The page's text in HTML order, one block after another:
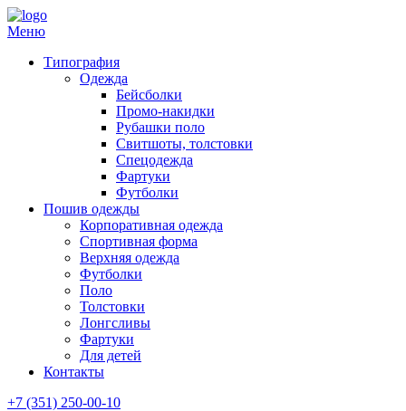
Меню
Типография
Одежда
Бейсболки
Промо-накидки
Рубашки поло
Свитшоты, толстовки
Спецодежда
Фартуки
Футболки
Пошив одежды
Корпоративная одежда
Спортивная форма
Верхняя одежда
Футболки
Поло
Толстовки
Лонгсливы
Фартуки
Для детей
Контакты
+7 (351) 250-00-10